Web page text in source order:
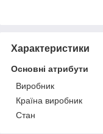
Характеристики
Основні атрибути
Виробник
Країна виробник
Стан